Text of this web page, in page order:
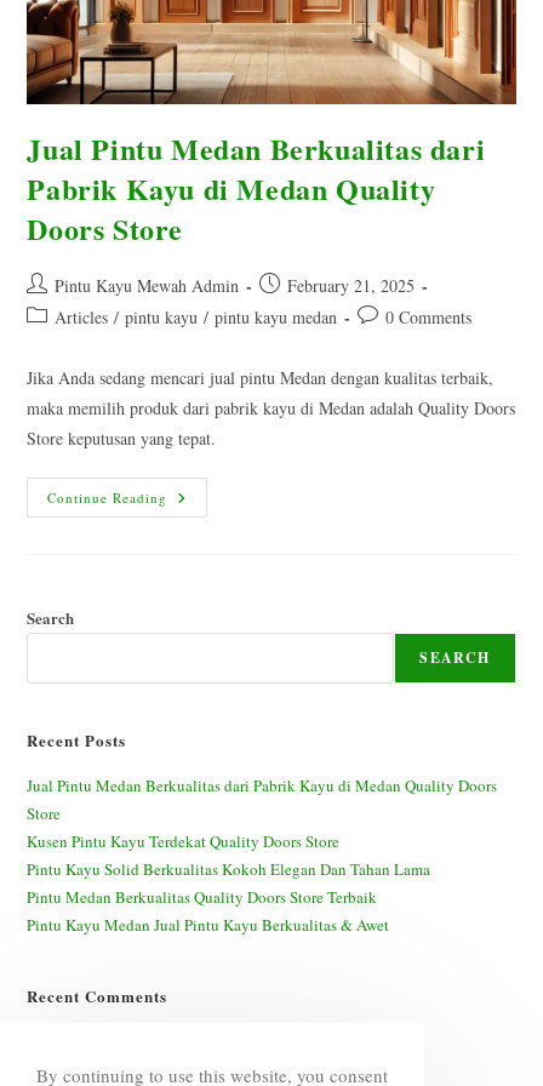
Jual Pintu Medan Berkualitas dari
Pabrik Kayu di Medan Quality
Doors Store
Post
author:
Pintu Kayu Mewah Admin
Post
published:
February 21, 2025
Post Articles / pintu kayu / pintu kayu medan
Post0 Comments
Jika Anda sedang mencari jual pintu Medan dengan kualitas terbaik,
maka memilih produk dari pabrik kayu di Medan adalah Quality Doors
Store keputusan yang tepat.
Continue Reading Jual
Pintu
Medan
Store
Search
SEARCH
Recent Posts
Jual Pintu Medan Berkualitas dari Pabrik Kayu di Medan Quality Doors
Store
Kusen Pintu Kayu Terdekat Quality Doors Store
Pintu Kayu Solid Berkualitas Kokoh Elegan Dan Tahan Lama
Pintu Medan Berkualitas Quality Doors Store Terbaik
Pintu Kayu Medan Jual Pintu Kayu Berkualitas & Awet
Recent Comments
By continuing to use this website, you consent